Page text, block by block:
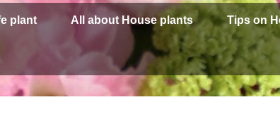
plant All about House plants Tips on